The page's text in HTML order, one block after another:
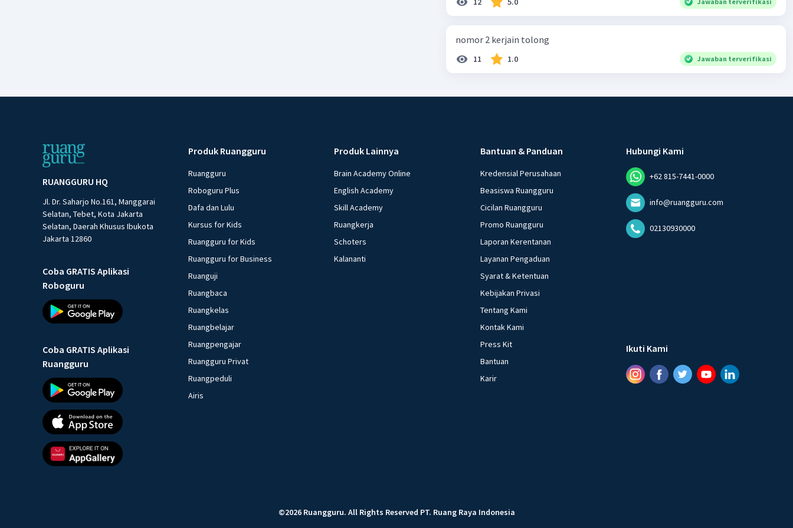
nomor 2 kerjain tolong
11 1.0 Jawaban terverifikasi
RUANGGURU HQ
Jl. Dr. Saharjo No.161, Manggarai
Selatan, Tebet, Kota Jakarta
Selatan, Daerah Khusus Ibukota
Jakarta 12860
Coba GRATIS Aplikasi
Roboguru
Coba GRATIS Aplikasi
Ruangguru
Produk Ruangguru
Ruangguru
Roboguru Plus
Dafa dan Lulu
Kursus for Kids
Ruangguru for Kids
Ruangguru for Business
Ruanguji
Ruangbaca
Ruangkelas
Ruangbelajar
Ruangpengajar
Ruangguru Privat
Ruangpeduli
Airis
Produk Lainnya
Brain Academy Online
English Academy
Skill Academy
Ruangkerja
Schoters
Kalananti
Bantuan & Panduan
Kredensial Perusahaan
Beasiswa Ruangguru
Cicilan Ruangguru
Promo Ruangguru
Laporan Kerentanan
Layanan Pengaduan
Syarat & Ketentuan
Kebijakan Privasi
Tentang Kami
Kontak Kami
Press Kit
Bantuan
Karir
Hubungi Kami
+62 815-7441-0000
info@ruangguru.com
02130930000
Ikuti Kami
©2026 Ruangguru. All Rights Reserved PT. Ruang Raya Indonesia